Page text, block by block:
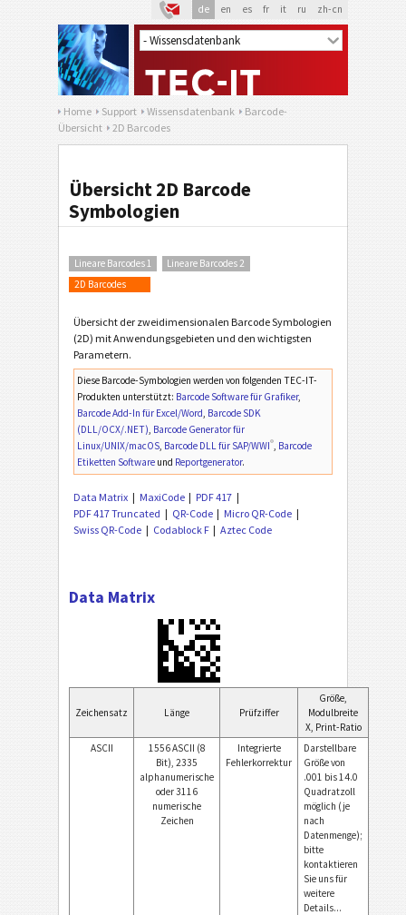
de en es fr it ru zh-cn
Home Support Wissensdatenbank
Barcode-
Übersicht
2D Barcodes
Übersicht 2D Barcode
Symbologien
Lineare Barcodes 1
Lineare Barcodes 2
2D Barcodes
Übersicht der zweidimensionalen Barcode Symbologien
(2D) mit Anwendungsgebieten und den wichtigsten
Parametern.
Diese Barcode-Symbologien werden von folgenden TEC-IT-
Produkten unterstützt: Barcode Software für Grafiker,
Barcode Add-In für Excel/Word, Barcode SDK
(DLL/OCX/.NET), Barcode Generator für
Linux/UNIX/macOS, Barcode DLL für SAP/WWI®, Barcode
Etiketten Software und Reportgenerator.
Data Matrix MaxiCode
PDF 417
PDF 417 Truncated
QR-Code
Micro QR-Code
Swiss QR-Code
Codablock F Aztec Code
Data Matrix
Zeichensatz Länge Prüfziffer
Größe,
Modulbreite
X, Print-Ratio
ASCII
1556 ASCII (8
Bit), 2335
alphanumerische
oder 3116
numerische
Zeichen
Integrierte
Fehlerkorrektur
Darstellbare
Größe von
.001 bis 14.0
Quadratzoll
möglich (je
nach
Datenmenge);
bitte
kontaktieren
Sie uns für
weitere
Details...